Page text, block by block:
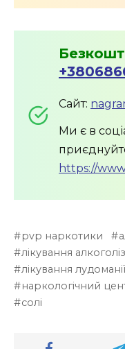
Сайт:
Ми є в
https://
pvp наркотики
лікування
лікування лудоманії
наркологічний
солі